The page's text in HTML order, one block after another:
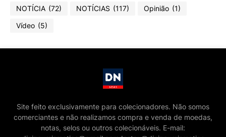
NOTÍCIA (72) NOTÍCIAS (117) Opinião (1)
Vídeo (5)
Site feito exclusivamente para colecionadores. Não somos
comerciantes e não realizamos compra e venda de moedas,
notas, selos ou outros colecionáveis. E-mail: